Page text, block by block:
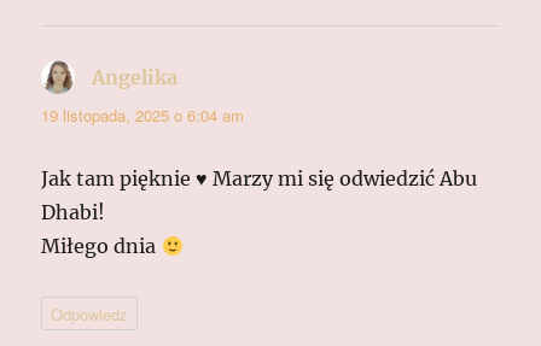
Angelika
19 listopada, 2025 o 6:04 am
Jak tam pięknie ♥ Marzy mi się odwiedzić Abu
Dhabi!
Miłego dnia
Odpowiedz